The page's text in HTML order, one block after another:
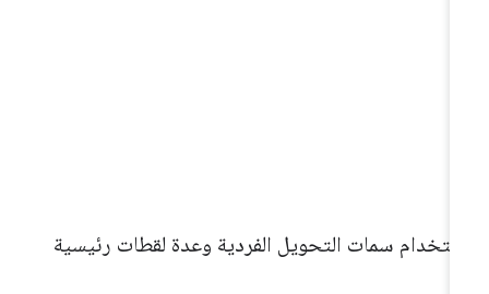
سمات التحويل الفردية وعدة لقطات رئيسية